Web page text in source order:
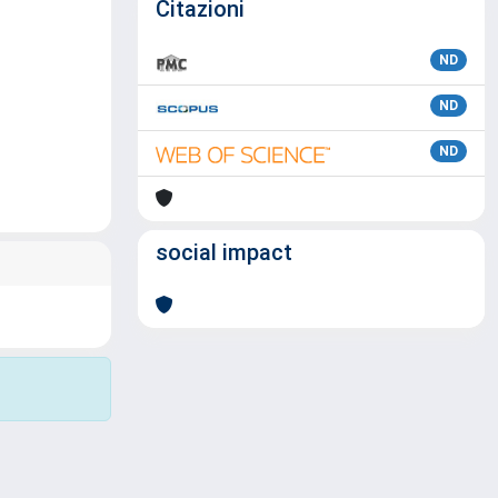
Citazioni
ND
ND
ND
social impact